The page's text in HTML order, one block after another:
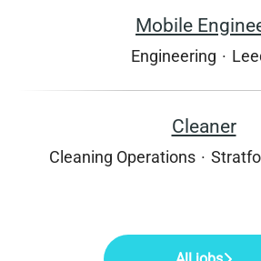
Mobile
Engineering ·
Cleaner
Cleaning Operations ·